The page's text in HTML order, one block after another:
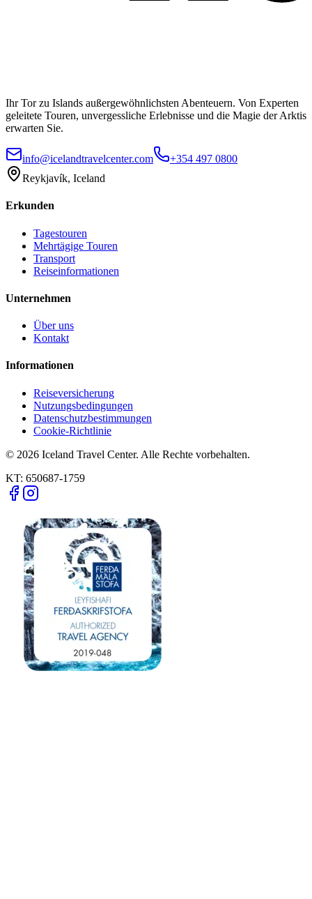
Ihr Tor zu Islands außergewöhnlichsten Abenteuern. Von Experten
geleitete Touren, unvergessliche Erlebnisse und die Magie der Arktis
erwarten Sie.
info@icelandtravelcenter.com
+354 497 0800
Reykjavík, Iceland
Erkunden
Tagestouren
Mehrtägige Touren
Transport
Reiseinformationen
Unternehmen
Über uns
Kontakt
Informationen
Reiseversicherung
Nutzungsbedingungen
Datenschutzbestimmungen
Cookie-Richtlinie
© 2026 Iceland Travel Center. Alle Rechte vorbehalten.
KT: 650687-1759